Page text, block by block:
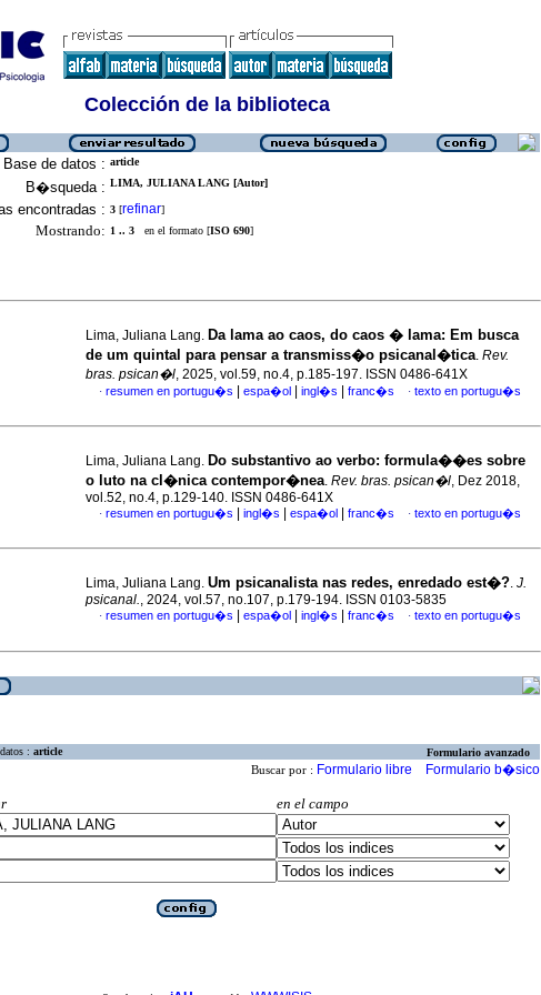
Colección de la biblioteca
Base de datos : article
B�squeda : LIMA, JULIANA LANG [Autor]
encontradas : 3 [refinar]
Mostrando: 1 .. 3 en el formato [ISO 690]
Lima, Juliana Lang. Da lama ao caos, do caos � lama: Em busca
de um quintal para pensar a transmiss�o psicanal�tica. Rev.
bras. psican�l, 2025, vol.59, no.4, p.185-197. ISSN 0486-641X
· resumen en portugu�s espa�ol ingl�s franc�s · texto en portugu�s
Lima, Juliana Lang. Do substantivo ao verbo: formula��es sobre
o luto na cl�nica contempor�nea. Rev. bras. psican�l, Dez 2018,
vol.52, no.4, p.129-140. ISSN 0486-641X
· resumen en portugu�s ingl�s espa�ol franc�s · texto en portugu�s
Lima, Juliana Lang. Um psicanalista nas redes, enredado est�?. J.
psicanal., 2024, vol.57, no.107, p.179-194. ISSN 0103-5835
· resumen en portugu�s espa�ol ingl�s franc�s · texto en portugu�s
: article Formulario avanzado
Buscar por : Formulario libre Formulario b�sico
en el campo